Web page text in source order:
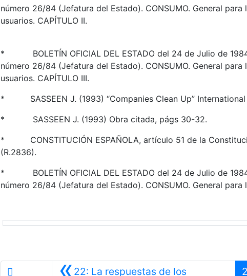
número 26/84 (Jefatura del Estado). CONSUMO. General
usuarios. CAPÍTULO II.
* BOLETÍN OFICIAL DEL ESTADO del 24 de Julio de 1984,
número 26/84 (Jefatura del Estado). CONSUMO. General
usuarios. CAPÍTULO III.
* SASSEEN J. (1993) “Companies Clean Up” International
* SASSEEN J. (1993) Obra citada, págs 30-32.
* CONSTITUCIÓN ESPAÑOLA, artículo 51 de la
(R.2836).
* BOLETÍN OFICIAL DEL ESTADO del 24 de Julio de 1984,
número 26/84 (Jefatura del Estado). CONSUMO. General
22: La respuestas de los